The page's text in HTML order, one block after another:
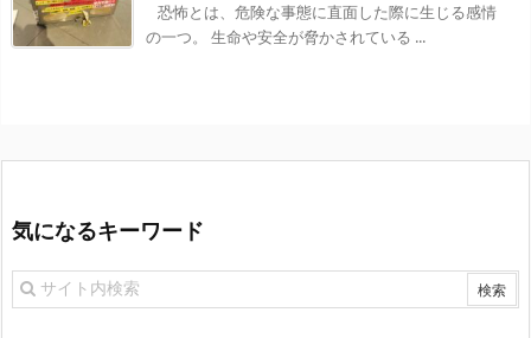
恐怖とは、危険な事態に直面した際に生じる感情
の一つ。 生命や安全が脅かされている ...
気になるキーワード